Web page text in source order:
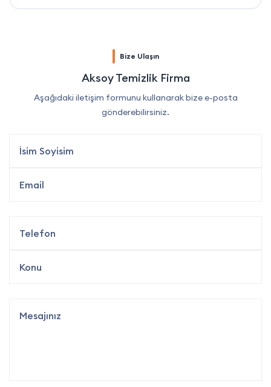
Bize Ulaşın
Aksoy Temizlik Firma
Aşağıdaki iletişim formunu kullanarak bize e-posta
gönderebilirsiniz.